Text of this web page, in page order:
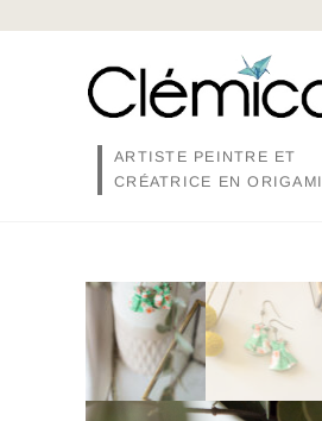
ARTISTE PEINTRE ET
CRÉATRICE EN ORIGAMI